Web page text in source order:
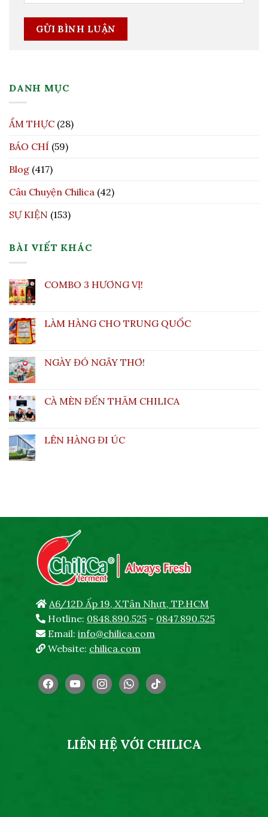
DANH MỤC
ẨM THỰC (28)
BÁO CHÍ (59)
Blog (417)
Câu Chuyện Chilica (42)
SỰ KIỆN (153)
BÀI VIẾT KHÁC
COMBO 3 HƯƠNG VỊ!
LÀM HÀNG CHO TRUNG QUỐC
NGÀY ĐÓ NGÂY THƠ!
CÀ MÈN ĐẾN THĂM CHILICA
LÊN HÀNG ĐI ÚC
A6/12D Ấp 19, X.Tân Nhựt, TP.HCM
Hotline: 0848.890.525 - 0847.890.525
Email: info@chilica.com
Website: chilica.com
facebookyoutubeinstagramwhatsapp
tiktok
LIÊN HỆ VỚI CHILICA